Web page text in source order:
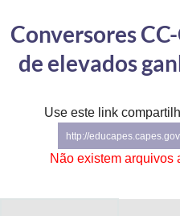
Controladoria-Geral da União
Ministério da Mulher, da Família e dos
Secretaria-Geral
Conversores
de elevados
Use este link
http://
Não existem arquivos